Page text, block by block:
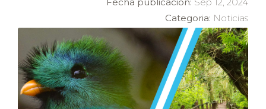
Categoria: Noticias